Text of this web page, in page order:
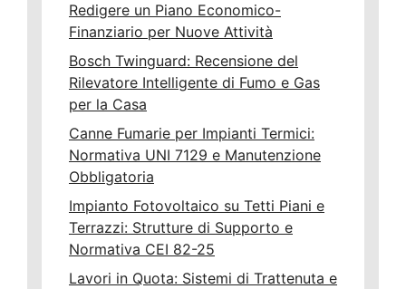
Redigere un Piano Economico-
Finanziario per Nuove Attività
Bosch Twinguard: Recensione del
Rilevatore Intelligente di Fumo e Gas
per la Casa
Canne Fumarie per Impianti Termici:
Normativa UNI 7129 e Manutenzione
Obbligatoria
Impianto Fotovoltaico su Tetti Piani e
Terrazzi: Strutture di Supporto e
Normativa CEI 82-25
Lavori in Quota: Sistemi di Trattenuta e